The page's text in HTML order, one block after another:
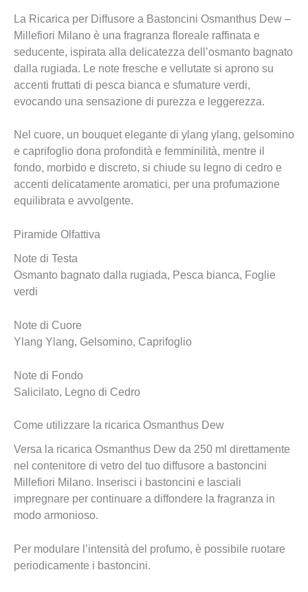
La Ricarica per Diffusore a Bastoncini Osmanthus Dew –
Millefiori Milano è una fragranza floreale raffinata e
seducente, ispirata alla delicatezza dell’osmanto bagnato
dalla rugiada. Le note fresche e vellutate si aprono su
accenti fruttati di pesca bianca e sfumature verdi,
evocando una sensazione di purezza e leggerezza.
Nel cuore, un bouquet elegante di ylang ylang, gelsomino
e caprifoglio dona profondità e femminilità, mentre il
fondo, morbido e discreto, si chiude su legno di cedro e
accenti delicatamente aromatici, per una profumazione
equilibrata e avvolgente.
Piramide Olfattiva
Note di Testa
Osmanto bagnato dalla rugiada, Pesca bianca, Foglie
verdi
Note di Cuore
Ylang Ylang, Gelsomino, Caprifoglio
Note di Fondo
Salicilato, Legno di Cedro
Come utilizzare la ricarica Osmanthus Dew
Versa la ricarica Osmanthus Dew da 250 ml direttamente
nel contenitore di vetro del tuo diffusore a bastoncini
Millefiori Milano. Inserisci i bastoncini e lasciali
impregnare per continuare a diffondere la fragranza in
modo armonioso.
Per modulare l’intensità del profumo, è possibile ruotare
periodicamente i bastoncini.